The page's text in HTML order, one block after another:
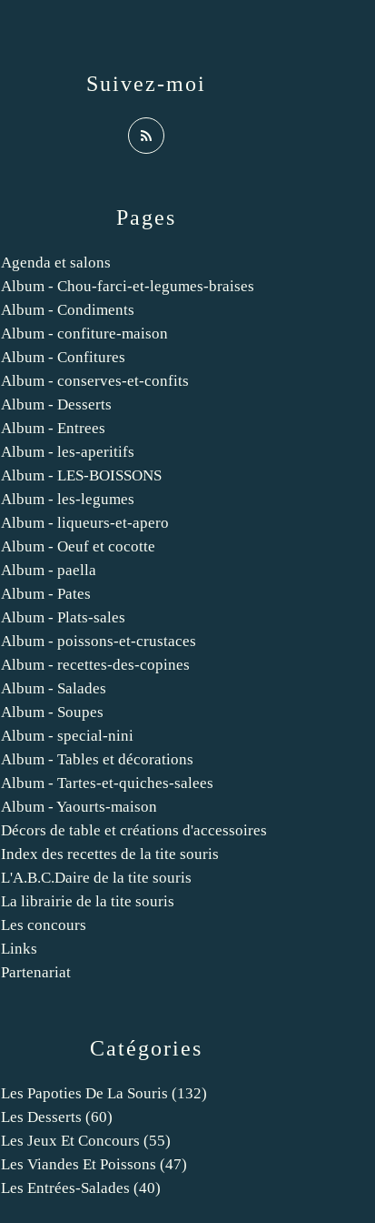
Catégories
Les Papoties De La Souris (132)
Les Desserts (60)
Les Jeux Et Concours (55)
Les Viandes Et Poissons (47)
Les Entrées-Salades (40)
Pages
Agenda et salons
Album - Chou-farci-et-legumes-braises
Album - Condiments
Album - confiture-maison
Album - Confitures
Album - conserves-et-confits
Album - Desserts
Album - Entrees
Album - les-aperitifs
Album - LES-BOISSONS
Album - les-legumes
Album - liqueurs-et-apero
Album - Oeuf et cocotte
Album - paella
Album - Pates
Album - Plats-sales
Album - poissons-et-crustaces
Album - recettes-des-copines
Album - Salades
Album - Soupes
Album - special-nini
Album - Tables et décorations
Album - Tartes-et-quiches-salees
Album - Yaourts-maison
Décors de table et créations d'accessoires
Index des recettes de la tite souris
L'A.B.C.Daire de la tite souris
La librairie de la tite souris
Les concours
Links
Partenariat
Suivez-moi